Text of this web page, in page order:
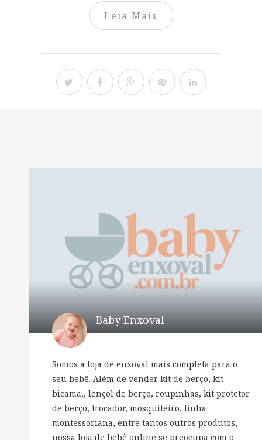
Leia Mais
Baby Enxoval
Somos a loja de enxoval mais completa para o
seu bebê. Além de vender kit de berço, kit
bicama,, lençol de berço, roupinhas, kit protetor
de berço, trocador, mosquiteiro, linha
montessoriana, entre tantos outros produtos,
nossa loja de bebê online se preocupa com o